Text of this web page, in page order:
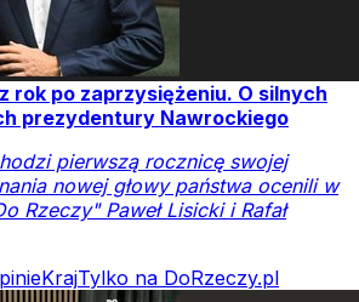
rok po zaprzysiężeniu. O silnych
prezydentury Nawrockiego
pierwszą rocznicę swojej
nowej głowy państwa ocenili w
Rzeczy" Paweł Lisicki i Rafał
KrajTylko na DoRzeczy.pl